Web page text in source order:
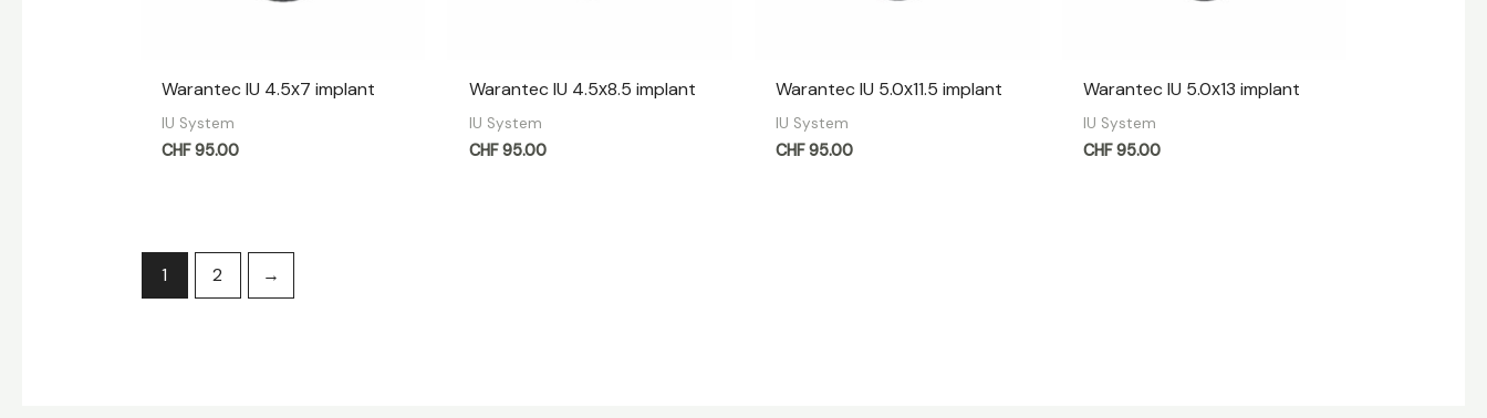
Warantec IU 4.5х7 implant
IU System
CHF95.00
Warantec IU 4.5х8.5 implant
IU System
CHF95.00
Warantec IU 5.0х11.5 implant
IU System
CHF95.00
Warantec IU 5.0х13 implant
IU System
CHF95.00
1 2 →